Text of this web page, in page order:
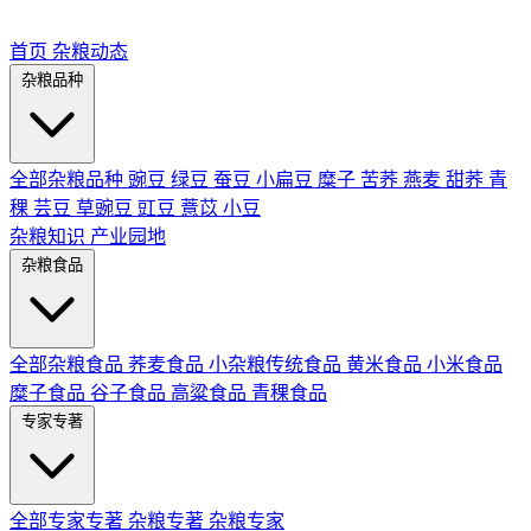
首页 杂粮动态
杂粮品种
全部杂粮品种 豌豆 绿豆 蚕豆 小扁豆 糜子 苦荞 燕麦 甜荞 青
稞 芸豆 草豌豆 豇豆 薏苡 小豆
杂粮知识 产业园地
杂粮食品
全部杂粮食品 荞麦食品 小杂粮传统食品 黄米食品 小米食品
糜子食品 谷子食品 高粱食品 青稞食品
专家专著
全部专家专著 杂粮专著 杂粮专家